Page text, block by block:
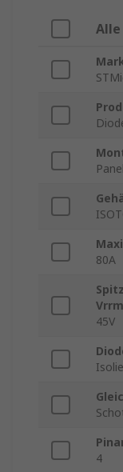
Panel
80A
Vrrm
45V
4